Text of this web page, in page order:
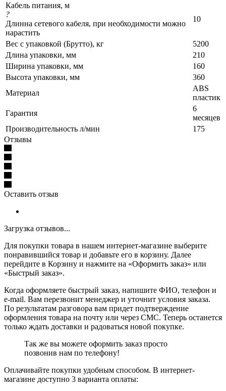
Кабель питания, м
?
Длинна сетевого кабеля, при необходимости можно
нарастить
10
Вес с упаковкой (Брутто), кг
5200
Длина упаковки, мм
210
Ширина упаковки, мм
160
Высота упаковки, мм
360
Материал
ABS
пластик
Гарантия
6
месяцев
Производительность л/мин
175
Отзывы
Оставить отзыв
Загрузка отзывов...
Для покупки товара в нашем интернет-магазине выберите
понравившийся товар и добавьте его в корзину. Далее
перейдите в Корзину и нажмите на «Оформить заказ» или
«Быстрый заказ».
Когда оформляете быстрый заказ, напишите ФИО, телефон и
e-mail. Вам перезвонит менеджер и уточнит условия заказа.
По результатам разговора вам придет подтверждение
оформления товара на почту или через СМС. Теперь останется
только ждать доставки и радоваться новой покупке.
Так же вы можете оформить заказ просто
позвонив нам по телефону!
Оплачивайте покупки удобным способом. В интернет-
магазине доступно 3 варианта оплаты: